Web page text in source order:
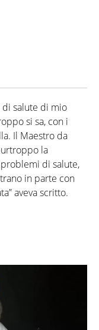
di salute di mio
si sa, con i
Il Maestro da
la
di salute,
in parte con
aveva scritto.